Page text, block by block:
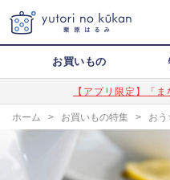
お買いもの
【アプリ限定】「
ホーム > お買いもの特集 > お